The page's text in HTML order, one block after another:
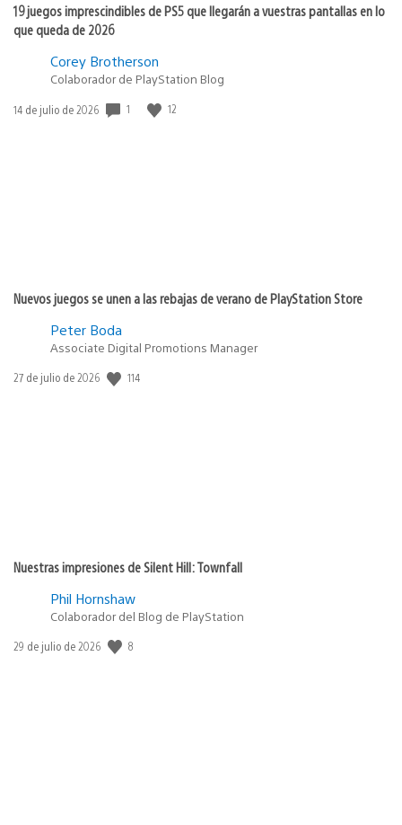
19 juegos imprescindibles de PS5 que llegarán a vuestras pantallas en lo
que queda de 2026
Corey Brotherson
Colaborador de PlayStation Blog
Fecha
14 de julio de 2026 1 12
Nuevos juegos se unen a las rebajas de verano de PlayStation Store
Peter Boda
Associate Digital Promotions Manager
Fecha
27 de julio de 2026 114
Nuestras impresiones de Silent Hill: Townfall
Phil Hornshaw
Colaborador del Blog de PlayStation
Fecha
29 de julio de 2026 8